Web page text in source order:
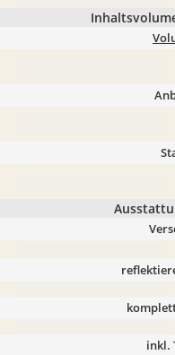
inkl.